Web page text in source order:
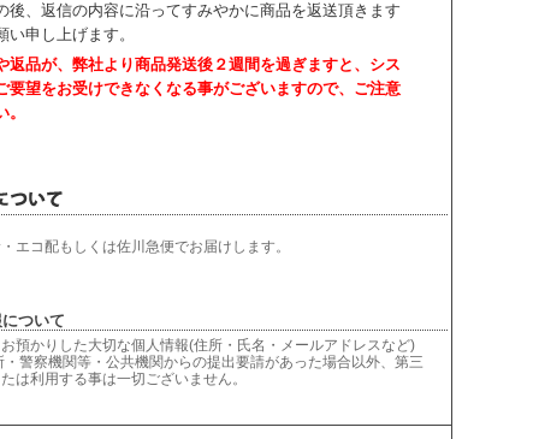
後、返信の内容に沿ってすみやかに商品を返送頂きます
い申し上げます。
返品が、弊社より商品発送後２週間を過ぎますと、 シス
要望をお受けできなくなる事がございますので、ご注意
エコ配もしくは佐川急便でお届けします。
ついて
預かりした大切な個人情報(住所・氏名・メールアドレスなど)
・警察機関等・公共機関からの提出要請があった場合以外、第三
は利用する事は一切ございません。